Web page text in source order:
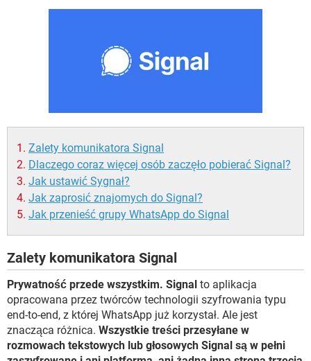
Zalety komunikatora Signal
Dlaczego coraz więcej osób zaczęło pobierać Signal?
Jak ustawić Sygnał?
Jak zaprosić znajomych do Signal?
Jak przenieść grupy WhatsApp do Signal
Zalety komunikatora Signal
Prywatność przede wszystkim. Signal to aplikacja
opracowana przez twórców technologii szyfrowania typu
end-to-end, z której WhatsApp już korzystał. Ale jest
znacząca różnica. Wszystkie treści przesyłane w
rozmowach tekstowych lub głosowych Signal są w pełni